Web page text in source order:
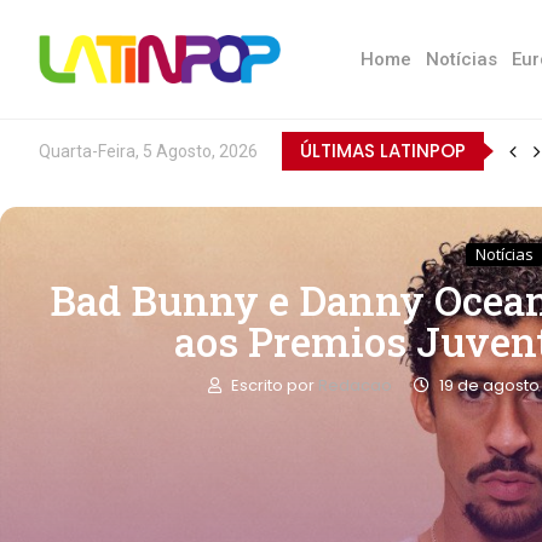
Home Notícias
Quarta-Feira, 5 Agosto, 2026 ÚLTIMAS LATINPOP
Notícias
Bad Bunny e Danny
aos Premios
Escrito por Redacao 19 de